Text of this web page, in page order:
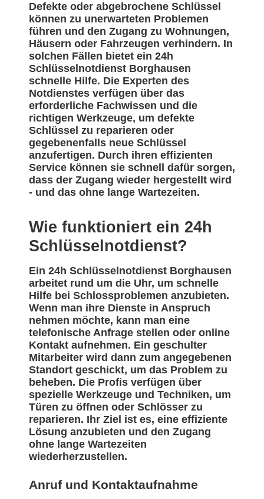
Defekte oder abgebrochene Schlüssel
können zu unerwarteten Problemen
führen und den Zugang zu Wohnungen,
Häusern oder Fahrzeugen verhindern. In
solchen Fällen bietet ein 24h
Schlüsselnotdienst Borghausen
schnelle Hilfe. Die Experten des
Notdienstes verfügen über das
erforderliche Fachwissen und die
richtigen Werkzeuge, um defekte
Schlüssel zu reparieren oder
gegebenenfalls neue Schlüssel
anzufertigen. Durch ihren effizienten
Service können sie schnell dafür sorgen,
dass der Zugang wieder hergestellt wird
- und das ohne lange Wartezeiten.
Wie funktioniert ein 24h
Schlüsselnotdienst?
Ein 24h Schlüsselnotdienst Borghausen
arbeitet rund um die Uhr, um schnelle
Hilfe bei Schlossproblemen anzubieten.
Wenn man ihre Dienste in Anspruch
nehmen möchte, kann man eine
telefonische Anfrage stellen oder online
Kontakt aufnehmen. Ein geschulter
Mitarbeiter wird dann zum angegebenen
Standort geschickt, um das Problem zu
beheben. Die Profis verfügen über
spezielle Werkzeuge und Techniken, um
Türen zu öffnen oder Schlösser zu
reparieren. Ihr Ziel ist es, eine effiziente
Lösung anzubieten und den Zugang
ohne lange Wartezeiten
wiederherzustellen.
Anruf und Kontaktaufnahme